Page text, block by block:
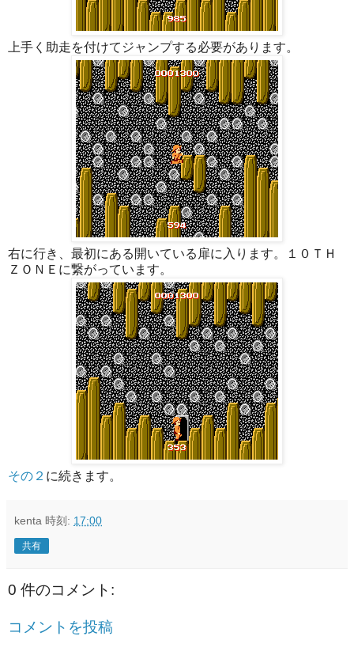
上手く助走を付けてジャンプする必要があります。
右に行き、最初にある開いている扉に入ります。１０ＴＨ
ＺＯＮＥに繋がっています。
その２ に続きます。
kenta 時刻: 17:00
共有
0 件のコメント:
コメントを投稿